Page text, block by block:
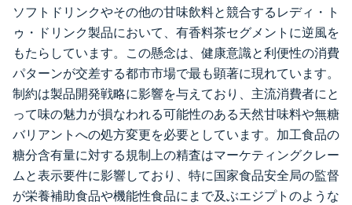
ソフトドリンクやその他の甘味飲料と競合するレディ・ト
ゥ・ドリンク製品において、有香料茶セグメントに逆風を
もたらしています。この懸念は、健康意識と利便性の消費
パターンが交差する都市市場で最も顕著に現れています。
制約は製品開発戦略に影響を与えており、主流消費者にと
って味の魅力が損なわれる可能性のある天然甘味料や無糖
バリアントへの処方変更を必要としています。加工食品の
糖分含有量に対する規制上の精査はマーケティングクレー
ムと表示要件に影響しており、特に国家食品安全局の監督
が栄養補助食品や機能性食品にまで及ぶエジプトのような